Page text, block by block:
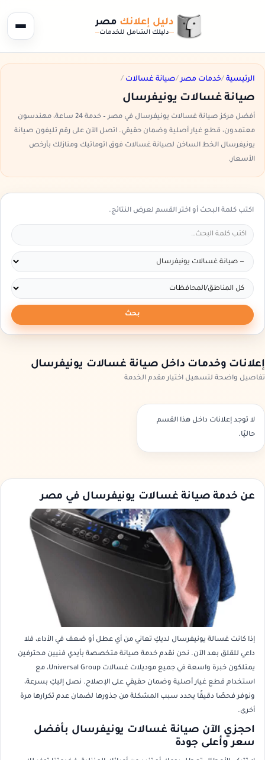
دليل إعلانك مصر
دليلك الشامل للخدمات
الرئيسية /خدمات مصر/صيانة غسالات /
صيانة غسالات يونيفرسال
أفضل مركز صيانة غسالات يونيفرسال في مصر – خدمة 24 ساعة، مهندسون
معتمدون، قطع غيار أصلية وضمان حقيقي. اتصل الآن على رقم تليفون صيانة
يونيفرسال الخط الساخن لصيانة غسالات فوق اتوماتيك ومنازلك بأرخص
الأسعار.
اكتب كلمة البحث أو اختر القسم لعرض النتائج.
بحث
إعلانات وخدمات داخل صيانة غسالات يونيفرسال
تفاصيل واضحة لتسهيل اختيار مقدم الخدمة
لا توجد إعلانات داخل هذا القسم
حاليًا.
عن خدمة صيانة غسالات يونيفرسال في مصر
إذا كانت غسالة يونيفرسال لديكِ تعاني من أي عطل أو ضعف في الأداء، فلا
داعي للقلق بعد الآن. نحن نقدم خدمة صيانة متخصصة بأيدي فنيين محترفين
يمتلكون خبرة واسعة في جميع موديلات غسالات Universal Group، مع
استخدام قطع غيار أصلية وضمان حقيقي على الإصلاح. نصل إليكِ بسرعة،
ونوفر فحصًا دقيقًا يحدد سبب المشكلة من جذورها لضمان عدم تكرارها مرة
أخرى.
احجزي الآن صيانة غسالات يونيفرسال بأفضل
سعر وأعلى جودة